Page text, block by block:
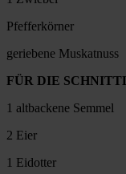
Pfefferkörner
geriebene Muskatnuss
FÜR DIE
1 altbackene Semmel
2 Eier
1 Eidotter